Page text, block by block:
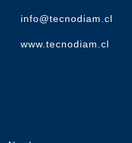
info@tecnodiam.cl
www.tecnodiam.cl